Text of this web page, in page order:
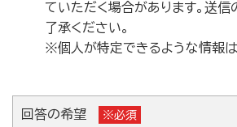
ていただく場合があります。送
了承ください。
※個人が特定できるような情報
回答の希望 ※必須